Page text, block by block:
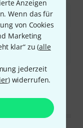
Anzeigen
Wenn das für
von Cookies
Marketing
klar“ zu (alle
jederzeit
) widerrufen.
einen chemischen
oder Verzerrungen,